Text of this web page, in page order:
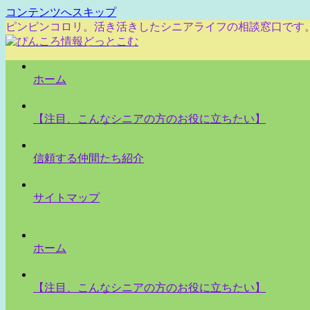
コンテンツへスキップ
ピンピンコロリ。活き活きしたシニアライフの相談窓口です
ホーム
【注目、こんなシニアの方のお役に立ちたい】
信頼する仲間たち紹介
サイトマップ
ホーム
【注目、こんなシニアの方のお役に立ちたい】